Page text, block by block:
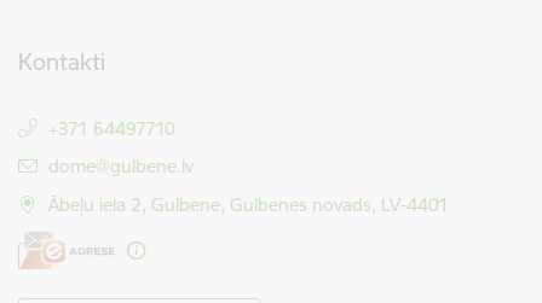
Kontakti
+371 64497710
E-pasts:
dome@gulbene.lv
Ābeļu iela 2, Gulbene, Gulbenes novads, LV-4401